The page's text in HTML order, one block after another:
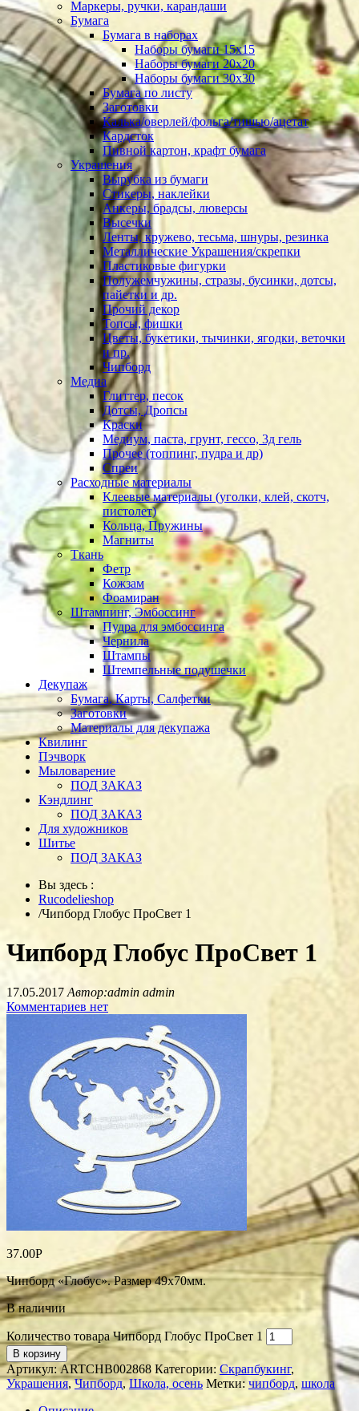
Маркеры, ручки, карандаши
Бумага
Бумага в наборах
Наборы бумаги 15х15
Наборы бумаги 20х20
Наборы бумаги 30х30
Бумага по листу
Заготовки
Калька/оверлей/фольга/тишью/ацетат
Кардсток
Пивной картон, крафт бумага
Украшения
Вырубка из бумаги
Стикеры, наклейки
Анкеры, брадсы, люверсы
Высечки
Ленты, кружево, тесьма, шнуры, резинка
Металлические Украшения/скрепки
Пластиковые фигурки
Полужемчужины, стразы, бусинки, дотсы,
пайетки и др.
Прочий декор
Топсы, фишки
Цветы, букетики, тычинки, ягодки, веточки
и пр.
Чипборд
Медиа
Глиттер, песок
Дотсы, Дропсы
Краски
Медиум, паста, грунт, гессо, 3д гель
Прочее (топпинг, пудра и др)
Спреи
Расходные материалы
Клеевые материалы (уголки, клей, скотч,
пистолет)
Кольца, Пружины
Магниты
Ткань
Фетр
Кожзам
Фоамиран
Штампинг, Эмбоссинг
Пудра для эмбоссинга
Чернила
Штампы
Штемпельные подушечки
Декупаж
Бумага, Карты, Салфетки
Заготовки
Материалы для декупажа
Квилинг
Пэчворк
Мыловарение
ПОД ЗАКАЗ
Кэндлинг
ПОД ЗАКАЗ
Для художников
Шитье
ПОД ЗАКАЗ
Вы здесь :
Rucodelieshop
/Чипборд Глобус ПроСвет 1
Чипборд Глобус ПроСвет 1
17.05.2017 Автор:admin admin
Комментариев нет
37.00Р
Чипборд «Глобус». Размер 49х70мм.
В наличии
Количество товара Чипборд Глобус ПроСвет 1
В корзину
Артикул:ARTCHB002868 Категории:Скрапбукинг,
Украшения,Чипборд,Школа, осень Метки: чипборд, школа